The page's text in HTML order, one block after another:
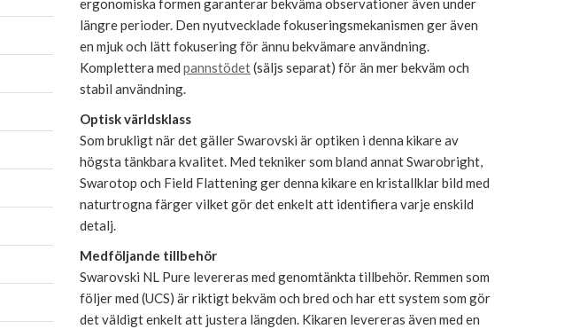
ergonomiska formen garanterar bekväma observationer även under
längre perioder. Den nyutvecklade fokuseringsmekanismen ger även
en mjuk och lätt fokusering för ännu bekvämare användning.
Komplettera med pannstödet(säljs separat) för än mer bekväm och
stabil användning.
Optisk världsklass
Som brukligt när det gäller Swarovski är optiken i denna kikare av
högsta tänkbara kvalitet. Med tekniker som bland annat Swarobright,
Swarotop och Field Flattening ger denna kikare en kristallklar bild med
naturtrogna färger vilket gör det enkelt att identifiera varje enskild
detalj.
Medföljande tillbehör
Swarovski NL Pure levereras med genomtänkta tillbehör. Remmen som
följer med (UCS) är riktigt bekväm och bred och har ett system som gör
det väldigt enkelt att justera längden. Kikaren levereras även med en